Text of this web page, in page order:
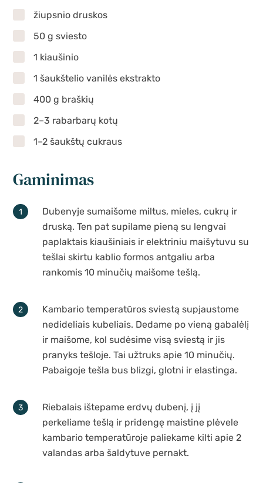
žiupsnio druskos
50 g sviesto
1 kiaušinio
1 šaukštelio vanilės ekstrakto
400 g braškių
2–3 rabarbarų kotų
1–2 šaukštų cukraus
Gaminimas
Dubenyje sumaišome miltus, mieles, cukrų ir
druską. Ten pat supilame pieną su lengvai
paplaktais kiaušiniais ir elektriniu maišytuvu su
tešlai skirtu kablio formos antgaliu arba
rankomis 10 minučių maišome tešlą.
Kambario temperatūros sviestą supjaustome
nedideliais kubeliais. Dedame po vieną gabalėlį
ir maišome, kol sudėsime visą sviestą ir jis
pranyks tešloje. Tai užtruks apie 10 minučių.
Pabaigoje tešla bus blizgi, glotni ir elastinga.
Riebalais ištepame erdvų dubenį, į jį
perkeliame tešlą ir pridengę maistine plėvele
kambario temperatūroje paliekame kilti apie 2
valandas arba šaldytuve pernakt.